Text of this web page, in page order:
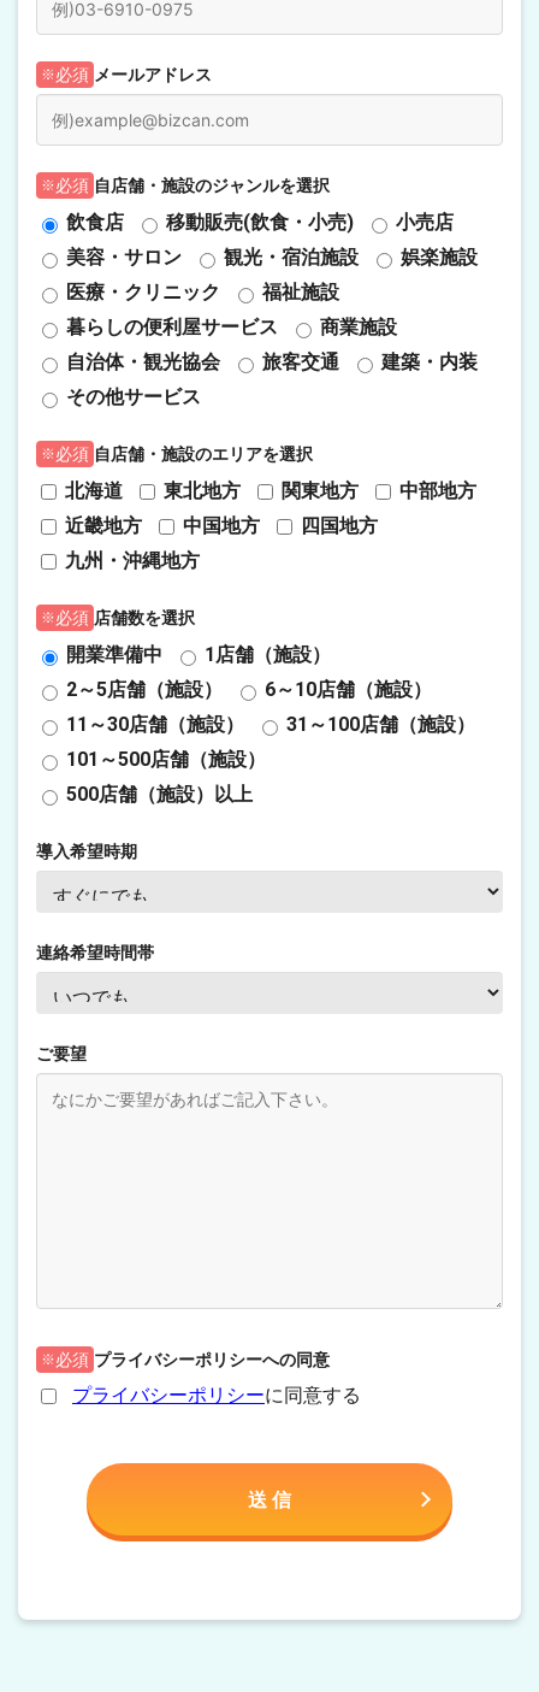
必須 メールアドレス
必須 自店舗・施設のジャンルを選択
飲食店 移動販売(飲食・小売)
小売店
美容・サロン
観光・宿泊施設
娯楽施設
医療・クリニック
福祉施設
暮らしの便利屋サービス
商業施設
自治体・観光協会
旅客交通
建築・内装
その他サービス
必須 自店舗・施設のエリアを選択
北海道 東北地方 関東地方
中部地方
近畿地方
中国地方
四国地方
九州・沖縄地方
必須 店舗数を選択
開業準備中
1店舗（施設）
2～5店舗（施設）
6～10店舗（施設）
11～30店舗（施設）
31～100店舗（施設）
101～500店舗（施設）
500店舗（施設）以上
導入希望時期
連絡希望時間帯
ご要望
必須 プライバシーポリシーへの同意
プライバシーポリシーに同意する